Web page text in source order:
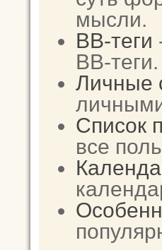
мысли.
BB-теги
BB-теги.
Личные
Список
все